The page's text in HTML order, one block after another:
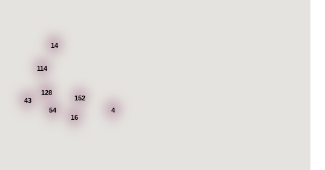
152
128
114
16
43
54 4
14